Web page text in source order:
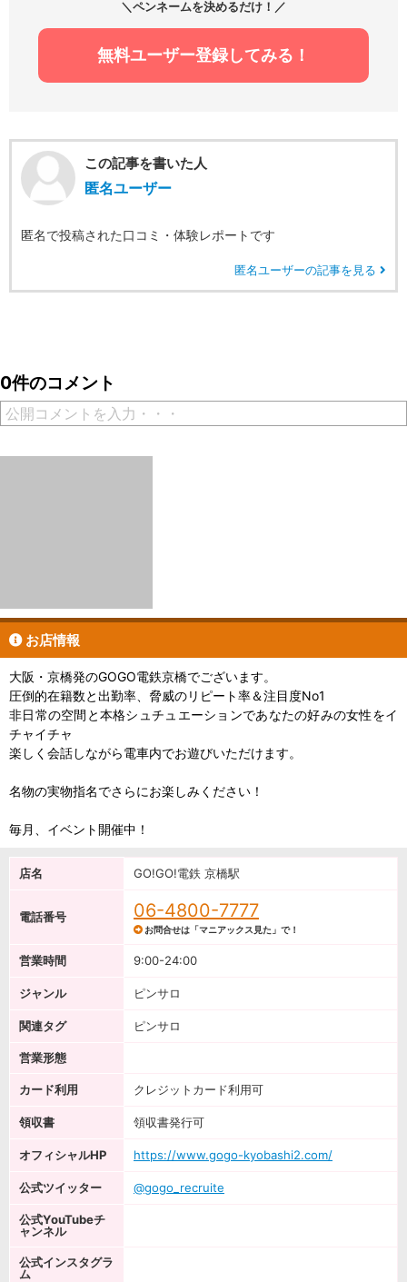
＼ペンネームを決めるだけ！／
無料ユーザー登録してみる！
この記事を書いた人
匿名ユーザー
匿名で投稿された口コミ・体験レポートです
匿名ユーザーの記事を見る
0件のコメント
公開コメントを入力・・・
お店情報
大阪・京橋発のGOGO電鉄京橋でございます。
圧倒的在籍数と出勤率、脅威のリピート率＆注目度No1
非日常の空間と本格シュチュエーションであなたの好みの女性をイ
チャイチャ
楽しく会話しながら電車内でお遊びいただけます。
名物の実物指名でさらにお楽しみください！
毎月、イベント開催中！
店名 GO!GO!電鉄 京橋駅
電話番号 06-4800-7777
お問合せは「マニアックス見た」で！
営業時間 9:00-24:00
ジャンル ピンサロ
関連タグ ピンサロ
営業形態
カード利用 クレジットカード利用可
領収書 領収書発行可
オフィシャルHP https://www.gogo-kyobashi2.com/
公式ツイッター @gogo_recruite
公式YouTubeチ
ャンネル
公式インスタグラ
ム